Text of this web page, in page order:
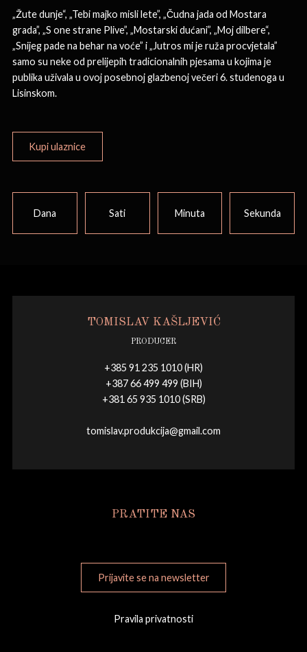
„Žute dunje“, „Tebi majko misli lete”, „Čudna jada od Mostara
grada”, „S one strane Plive”, „Mostarski dućani”, „Moj dilbere“,
„Snijeg pade na behar na voće” i „Jutros mi je ruža procvjetala”
samo su neke od prelijepih tradicionalnih pjesama u kojima je
publika uživala u ovoj posebnoj glazbenoj večeri 6. studenoga u
Lisinskom.
Kupi ulaznice
Dana Sati Minuta Sekunda
TOMISLAV KAŠLJEVIĆ
PRODUCER
+385 91 235 1010 (HR)
+387 66 499 499 (BIH)
+381 65 935 1010 (SRB)
tomislav.produkcija@gmail.com
PRATITE NAS
Prijavite se na newsletter
Pravila privatnosti